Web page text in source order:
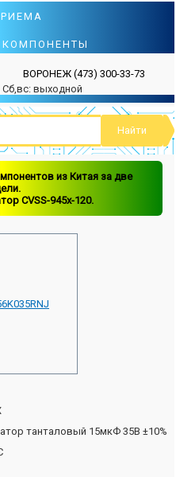
КОМПОНЕНТЫ
ВОРОНЕЖ (473) 300-33-73
Сб,вс: выходной
из Китая за две
CVSS-945x-120.
танталовый 15мкФ 35В ±10%